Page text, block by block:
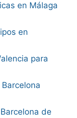
en Málaga
en
para
de